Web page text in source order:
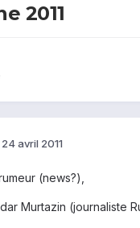
2011
24 avril 2011
(news?),
Murtazin (journaliste